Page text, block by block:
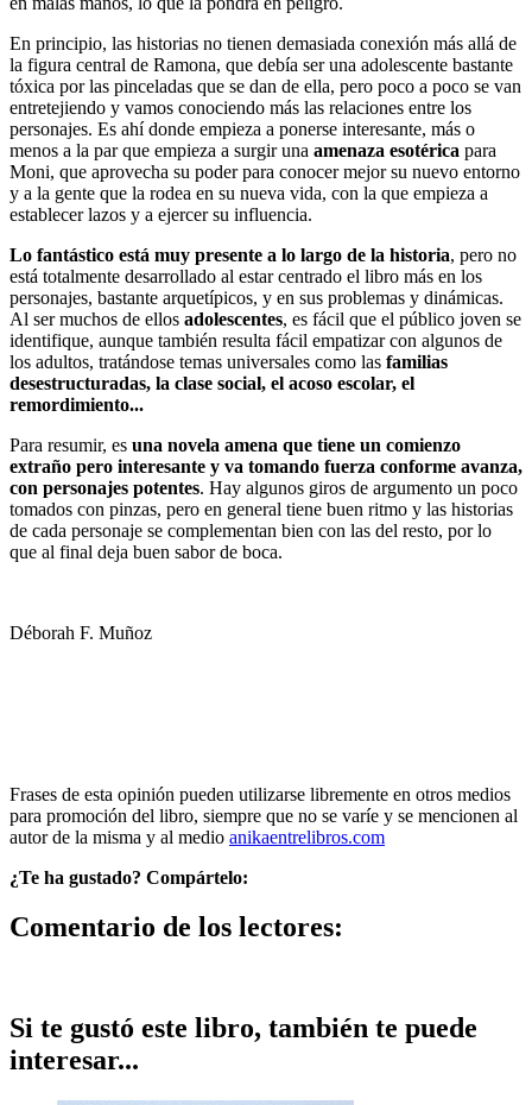
En principio, las historias no tienen demasiada conexión más allá de
la figura central de Ramona, que debía ser una adolescente bastante
tóxica por las pinceladas que se dan de ella, pero poco a poco se van
entretejiendo y vamos conociendo más las relaciones entre los
personajes. Es ahí donde empieza a ponerse interesante, más o
menos a la par que empieza a surgir una amenaza esotérica para
Moni, que aprovecha su poder para conocer mejor su nuevo entorno
y a la gente que la rodea en su nueva vida, con la que empieza a
establecer lazos y a ejercer su influencia.
Lo fantástico está muy presente a lo largo de la historia, pero no
está totalmente desarrollado al estar centrado el libro más en los
personajes, bastante arquetípicos, y en sus problemas y dinámicas.
Al ser muchos de ellos adolescentes, es fácil que el público joven se
identifique, aunque también resulta fácil empatizar con algunos de
los adultos, tratándose temas universales como las familias
desestructuradas, la clase social, el acoso escolar, el
remordimiento...
Para resumir, es una novela amena que tiene un comienzo
extraño pero interesante y va tomando fuerza conforme avanza,
con personajes potentes. Hay algunos giros de argumento un poco
tomados con pinzas, pero en general tiene buen ritmo y las historias
de cada personaje se complementan bien con las del resto, por lo
que al final deja buen sabor de boca.
Déborah F. Muñoz
Frases de esta opinión pueden utilizarse libremente en otros medios
para promoción del libro, siempre que no se varíe y se mencionen al
autor de la misma y al medio anikaentrelibros.com
¿Te ha gustado? Compártelo:
Comentario de los lectores:
Si te gustó este libro, también te puede
interesar...